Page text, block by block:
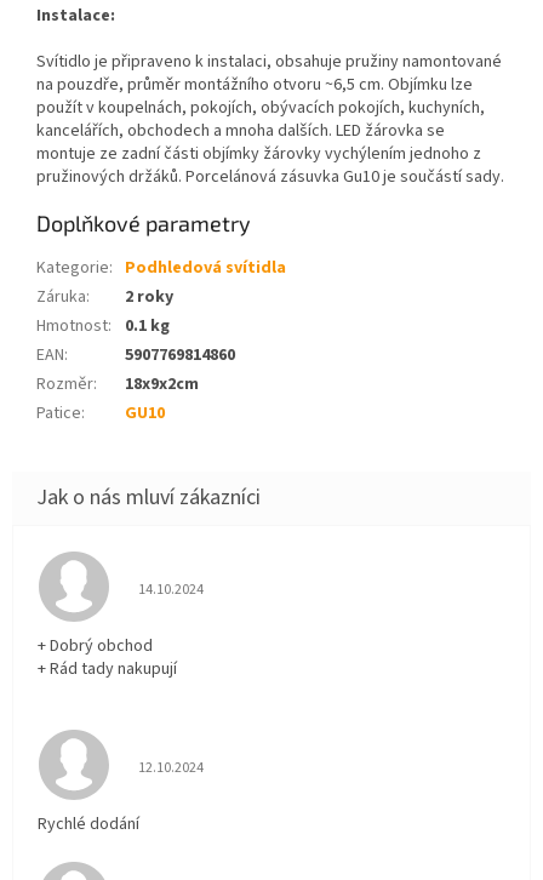
Instalace:
Svítidlo je připraveno k instalaci, obsahuje pružiny namontované
na pouzdře, průměr montážního otvoru ~6,5 cm. Objímku lze
použít v koupelnách, pokojích, obývacích pokojích, kuchyních,
kancelářích, obchodech a mnoha dalších. LED žárovka se
montuje ze zadní části objímky žárovky vychýlením jednoho z
pružinových držáků. Porcelánová zásuvka Gu10 je součástí sady.
Doplňkové parametry
Kategorie: Podhledová svítidla
Záruka:
2 roky
Hmotnost:
0.1 kg
EAN:
5907769814860
Rozměr:
18x9x2cm
Patice: GU10
Hodnocení obchodu je 5 z 5 hvězdiček.
14.10.2024
+ Dobrý obchod
+ Rád tady nakupují
Hodnocení obchodu je 5 z 5 hvězdiček.
12.10.2024
Rychlé dodání